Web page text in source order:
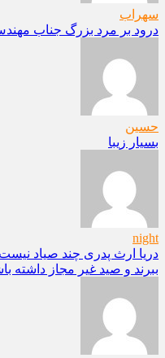
سهراب
درود بر مرد بزرگ جناب
حسین
بسیار زیبا
night
دریا ارث پدری چند صیاد
ببرند و صید غیر مجاز داشته